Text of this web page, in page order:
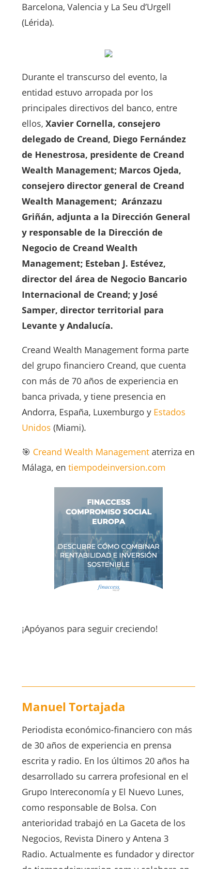
Barcelona, Valencia y La Seu d’Urgell
(Lérida).
Durante el transcurso del evento, la
entidad estuvo arropada por los
principales directivos del banco, entre
ellos, Xavier Cornella, consejero
delegado de Creand, Diego Fernández
de Henestrosa, presidente de Creand
Wealth Management; Marcos Ojeda,
consejero director general de Creand
Wealth Management; Aránzazu
Griñán, adjunta a la Dirección General
y responsable de la Dirección de
Negocio de Creand Wealth
Management; Esteban J. Estévez,
director del área de Negocio Bancario
Internacional de Creand; y José
Samper, director territorial para
Levante y Andalucía.
Creand Wealth Management forma parte
del grupo financiero Creand, que cuenta
con más de 70 años de experiencia en
banca privada, y tiene presencia en
Andorra, España, Luxemburgo y Estados
Unidos (Miami).
🎯 Creand Wealth Managementaterriza en
Málaga, en tiempodeinversion.com
¡Apóyanos para seguir creciendo!
Manuel Tortajada
Periodista económico-financiero con más
de 30 años de experiencia en prensa
escrita y radio. En los últimos 20 años ha
desarrollado su carrera profesional en el
Grupo Intereconomía y El Nuevo Lunes,
como responsable de Bolsa. Con
anterioridad trabajó en La Gaceta de los
Negocios, Revista Dinero y Antena 3
Radio. Actualmente es fundador y director